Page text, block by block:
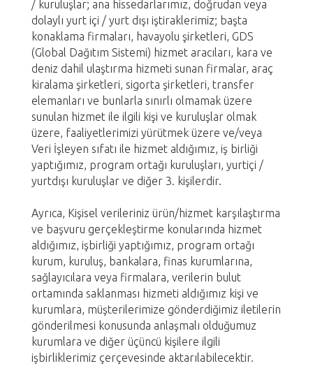
/ kuruluşlar; ana hissedarlarımız, doğrudan veya
dolaylı yurt içi / yurt dışı iştiraklerimiz; başta
konaklama firmaları, havayolu şirketleri, GDS
(Global Dağıtım Sistemi) hizmet aracıları, kara ve
deniz dahil ulaştırma hizmeti sunan firmalar, araç
kiralama şirketleri, sigorta şirketleri, transfer
elemanları ve bunlarla sınırlı olmamak üzere
sunulan hizmet ile ilgili kişi ve kuruluşlar olmak
üzere, faaliyetlerimizi yürütmek üzere ve/veya
Veri İşleyen sıfatı ile hizmet aldığımız, iş birliği
yaptığımız, program ortağı kuruluşları, yurtiçi /
yurtdışı kuruluşlar ve diğer 3. kişilerdir.
Ayrıca, Kişisel verileriniz ürün/hizmet karşılaştırma
ve başvuru gerçekleştirme konularında hizmet
aldığımız, işbirliği yaptığımız, program ortağı
kurum, kuruluş, bankalara, finas kurumlarına,
sağlayıcılara veya firmalara, verilerin bulut
ortamında saklanması hizmeti aldığımız kişi ve
kurumlara, müşterilerimize gönderdiğimiz iletilerin
gönderilmesi konusunda anlaşmalı olduğumuz
kurumlara ve diğer üçüncü kişilere ilgili
işbirliklerimiz çerçevesinde aktarılabilecektir.